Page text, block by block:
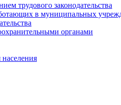
трудового законодательства
в муниципальных
органами